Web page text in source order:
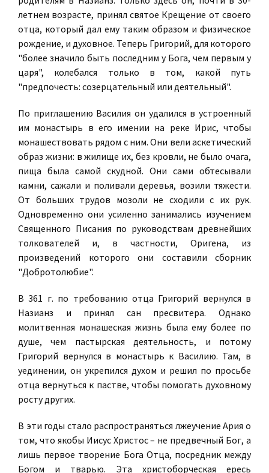
летнем возрасте, принял святое Крещение от своего
отца, который дал ему таким образом и физическое
рождение, и духовное. Теперь Григорий, для которого
"более значило быть последним у Бога, чем первым у
царя", колебался только в том, какой путь
"предпочесть: созерцательный или деятельный".
По приглашению Василия он удалился в устроенный
им монастырь в его имении на реке Ирис, чтобы
монашествовать рядом с ним. Они вели аскетический
образ жизни: в жилище их, без кровли, не было очага,
пища была самой скудной. Они сами обтесывали
камни, сажали и поливали деревья, возили тяжести.
От больших трудов мозоли не сходили с их рук.
Одновременно они усиленно занимались изучением
Священного Писания по руководствам древнейших
толкователей и, в частности, Оригена, из
произведений которого они составили сборник
"Добротолюбие".
В 361 г. по требованию отца Григорий вернулся в
Назианз и принял сан пресвитера. Однако
молитвенная монашеская жизнь была ему более по
душе, чем пастырская деятельность, и потому
Григорий вернулся в монастырь к Василию. Там, в
уединении, он укрепился духом и решил по просьбе
отца вернуться к пастве, чтобы помогать духовному
росту других.
В эти годы стало распространяться лжеучение Ария о
том, что якобы Иисус Христос – не предвечный Бог, а
лишь первое творение Бога Отца, посредник между
Богом и тварью. Эта христоборческая ересь